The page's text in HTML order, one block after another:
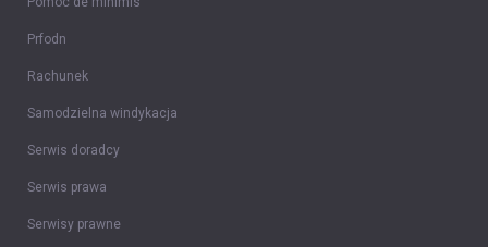
Prfodn
Rachunek
Samodzielna windykacja
Serwis doradcy
Serwis prawa
Serwisy prawne